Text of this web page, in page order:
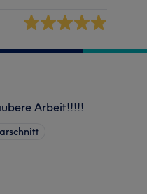
Arbeit!!!!!